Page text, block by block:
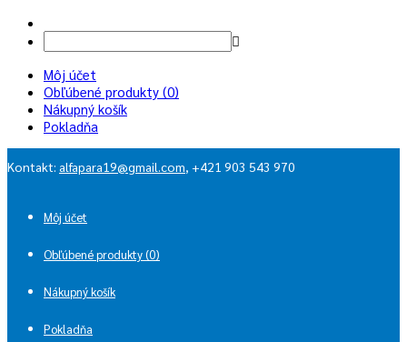
Môj účet
Obľúbené produkty (0)
Nákupný košík
Pokladňa
Kontakt: alfapara19@gmail.com, +421 903 543 970
Môj účet
Obľúbené produkty (0)
Nákupný košík
Pokladňa